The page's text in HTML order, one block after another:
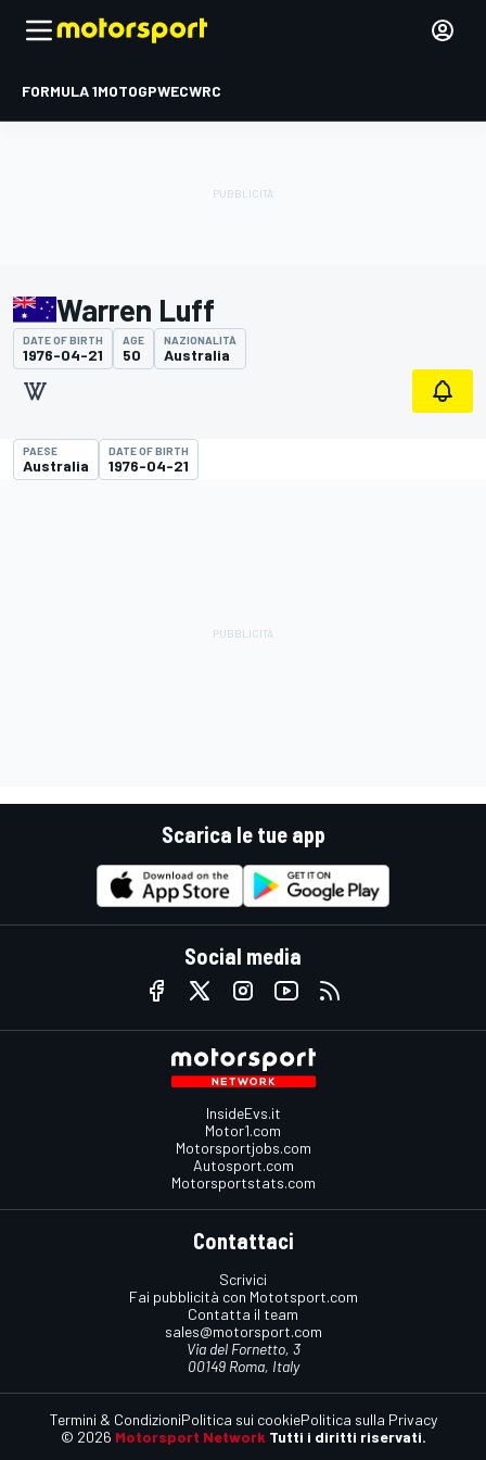
FORMULA 1MOTOGPWECWRC
Warren Luff
DATE OF BIRTH
1976-04-21
AGE
50
NAZIONALITÀ
Australia
PAESE
Australia
DATE OF BIRTH
1976-04-21
Scarica le tue app
Social media
InsideEvs.it
Motor1.com
Motorsportjobs.com
Autosport.com
Motorsportstats.com
Contattaci
Scrivici
Fai pubblicità con Mototsport.com
Contatta il team
sales@motorsport.com
Via del Fornetto, 3
00149 Roma, Italy
© 2026 Motorsport Network Tutti i diritti riservati.
Termini & CondizioniPolitica sui cookiePolitica sulla Privacy